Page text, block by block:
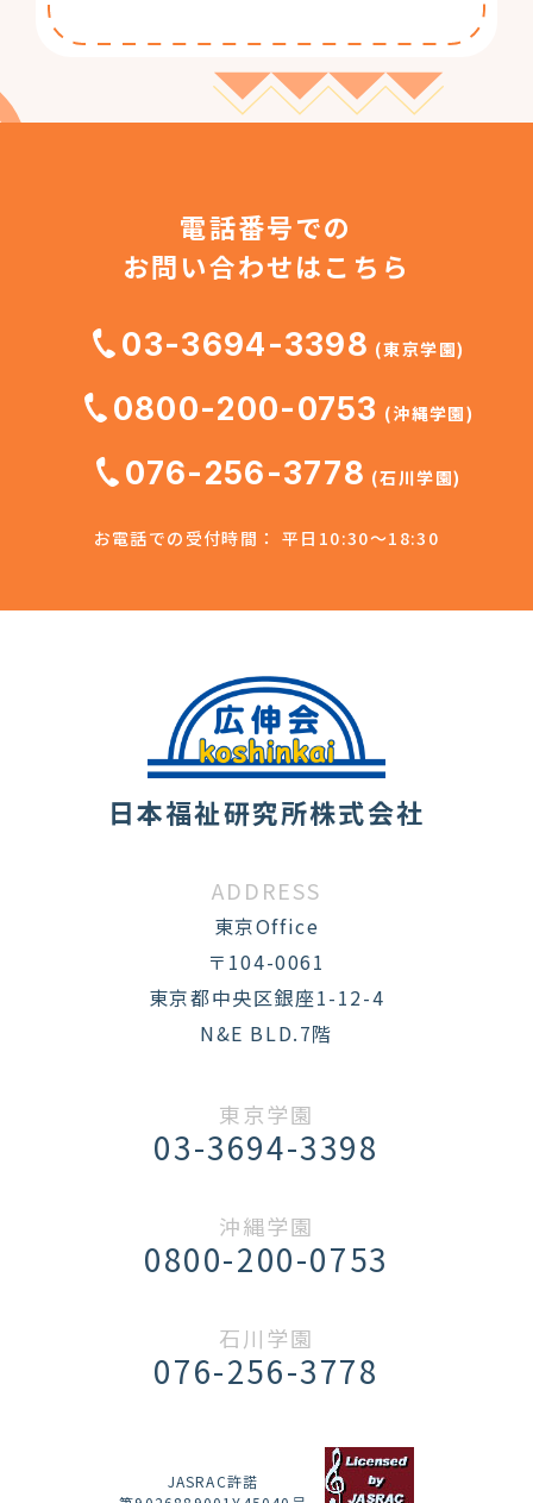
電話番号での
お問い合わせはこちら
03-3694-3398 (東京学園)
0800-200-0753 (沖縄学園)
076-256-3778 (石川学園)
お電話での受付時間： 平日10:30～18:30
日本福祉研究所株式会社
ADDRESS
東京Office
〒104-0061
東京都中央区銀座1-12-4
N&E BLD.7階
東京学園
03-3694-3398
沖縄学園
0800-200-0753
石川学園
076-256-3778
JASRAC許諾